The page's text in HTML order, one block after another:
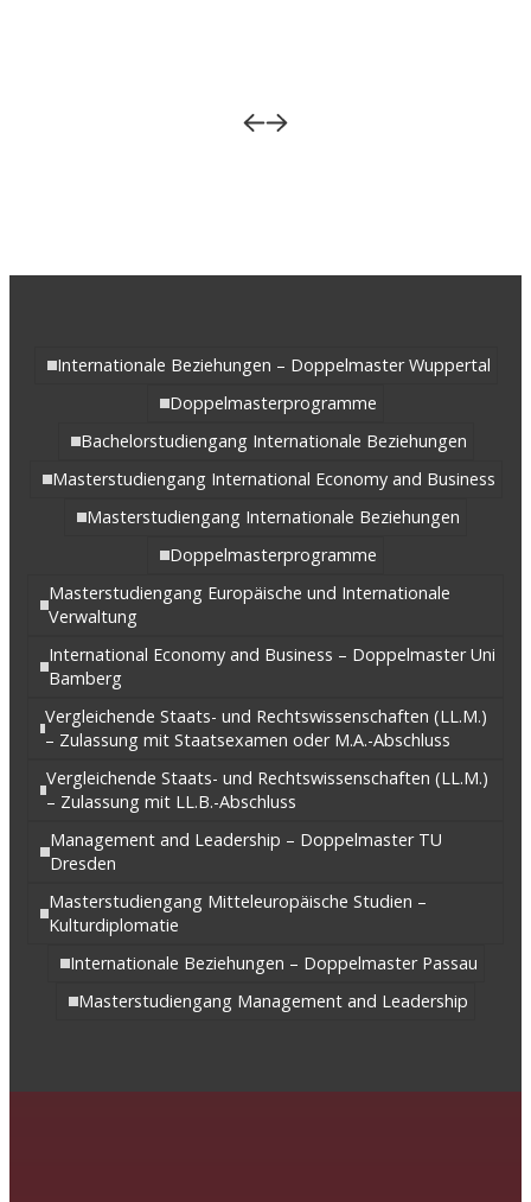
Internationale Beziehungen – Doppelmaster Wuppertal
Doppelmasterprogramme
Bachelorstudiengang Internationale Beziehungen
Masterstudiengang International Economy and Business
Masterstudiengang Internationale Beziehungen
Doppelmasterprogramme
Masterstudiengang Europäische und Internationale
Verwaltung
International Economy and Business – Doppelmaster Uni
Bamberg
Vergleichende Staats- und Rechtswissenschaften (LL.M.)
– Zulassung mit Staatsexamen oder M.A.-Abschluss
Vergleichende Staats- und Rechtswissenschaften (LL.M.)
– Zulassung mit LL.B.-Abschluss
Management and Leadership – Doppelmaster TU
Dresden
Masterstudiengang Mitteleuropäische Studien –
Kulturdiplomatie
Internationale Beziehungen – Doppelmaster Passau
Masterstudiengang Management and Leadership